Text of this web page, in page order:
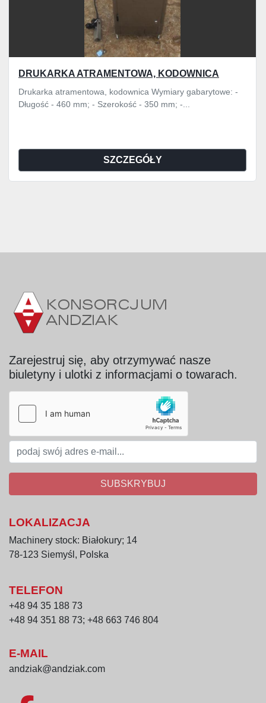
DRUKARKA ATRAMENTOWA, KODOWNICA
Drukarka atramentowa, kodownica Wymiary gabarytowe: -
Długość - 460 mm; - Szerokość - 350 mm; -...
SZCZEGÓŁY
Zarejestruj się, aby otrzymywać nasze
biuletyny i ulotki z informacjami o towarach.
SUBSKRYBUJ
LOKALIZACJA
Machinery stock: Białokury; 14
78-123 Siemyśl, Polska
TELEFON
+48 94 35 188 73
+48 94 351 88 73; +48 663 746 804
E-MAIL
andziak@andziak.com